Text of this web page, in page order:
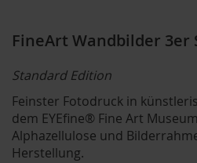
FineArt Wandbilder 3er
Standard Edition
Feinster Fotodruck in
dem EYEfine® Fine Art
Alphazellulose und
Herstellung.